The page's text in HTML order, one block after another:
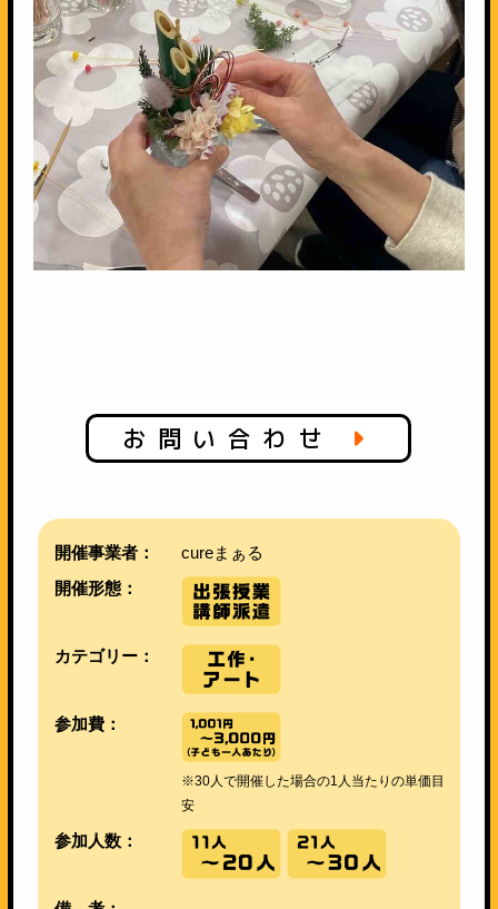
お問い合わせ
開催事業者：
cureまぁる
開催形態：
カテゴリー：
参加費：
※30人で開催した場合の1人当たりの単価目
安
参加人数：